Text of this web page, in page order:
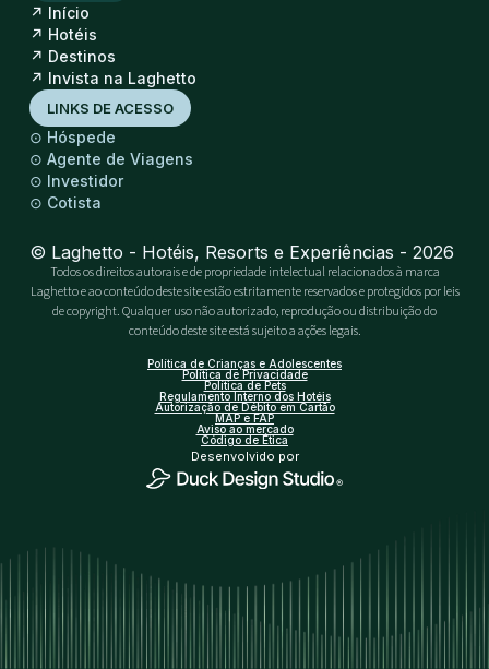
↗ Início
↗ Hotéis
↗ Destinos
↗ Invista na Laghetto
LINKS DE ACESSO
⊙ Hóspede
⊙ Agente de Viagens
⊙ Investidor
⊙ Cotista
© Laghetto - Hotéis, Resorts e Experiências - 2026
Todos os direitos autorais e de propriedade intelectual relacionados à marca
Laghetto e ao conteúdo deste site estão estritamente reservados e protegidos por leis
de copyright. Qualquer uso não autorizado, reprodução ou distribuição do
conteúdo deste site está sujeito a ações legais.
Política de Crianças e Adolescentes
Política de Privacidade
Política de Pets
Regulamento Interno dos Hotéis
Autorização de Débito em Cartão
MAP e FAP
Aviso ao mercado
Código de Ética
Desenvolvido por